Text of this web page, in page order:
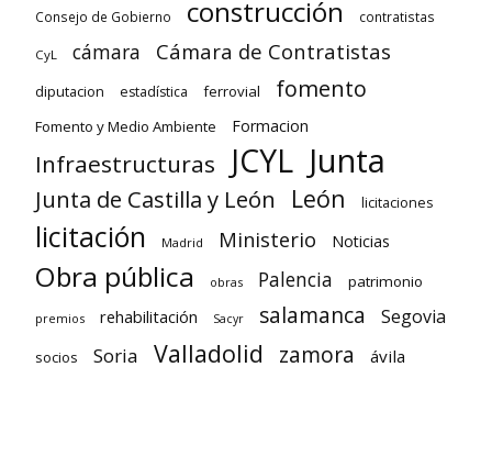
Consejo de Gobierno construcción contratistas
CyL cámara Cámara de Contratistas
diputacion estadística ferrovial fomento
Fomento y Medio Ambiente Formacion
Infraestructuras JCYL Junta
Junta de Castilla y León León licitaciones
licitación Madrid Ministerio Noticias
Obra pública obras Palencia patrimonio
premios rehabilitación Sacyr salamanca Segovia
socios Soria Valladolid zamora ávila